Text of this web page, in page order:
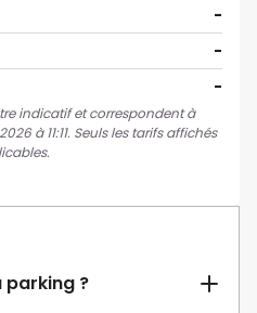
-
-
-
indicatif et correspondent à
à 11:11. Seuls les tarifs affichés
?